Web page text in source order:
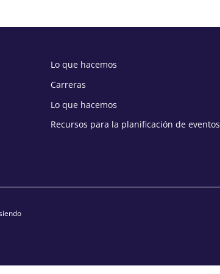
Lo que hacemos
Carreras
Lo que hacemos
Recursos para la planificación de eventos